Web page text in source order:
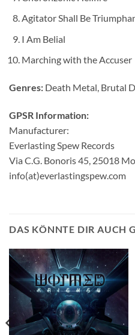
Agitator Shall Be
I Am Belial
Marching with the Accuser
Genres: Death Metal, Brutal
GPSR Information:
Manufacturer:
Everlasting Spew Records
Via C.G. Bonoris 45, 25018
info(at)everlastingspew.com
DAS KÖNNTE DIR AUCH